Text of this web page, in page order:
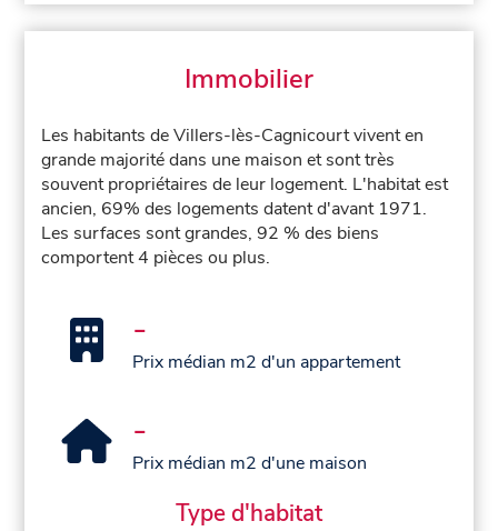
Immobilier
Les habitants de Villers-lès-Cagnicourt vivent en
grande majorité dans une maison et sont très
souvent propriétaires de leur logement. L'habitat est
ancien, 69% des logements datent d'avant 1971.
Les surfaces sont grandes, 92 % des biens
comportent 4 pièces ou plus.
-
Prix médian m2 d'un appartement
-
Prix médian m2 d'une maison
Type d'habitat